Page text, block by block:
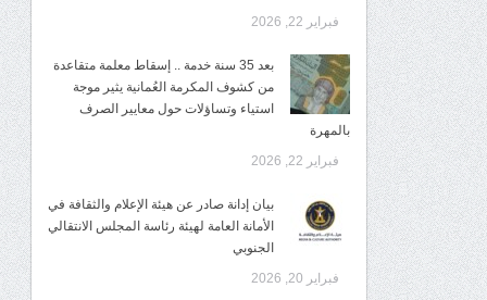
فبراير 22, 2026
بعد 35 سنة خدمة .. إسقاط معلمة متقاعدة
من كشوف المكرمة العُمانية يثير موجة
استياء وتساؤلات حول معايير الصرف
بالمهرة
فبراير 22, 2026
بيان إدانة صادر عن هيئة الإعلام والثقافة في
الأمانة العامة لهيئة رئاسة المجلس الانتقالي
الجنوبي
فبراير 20, 2026